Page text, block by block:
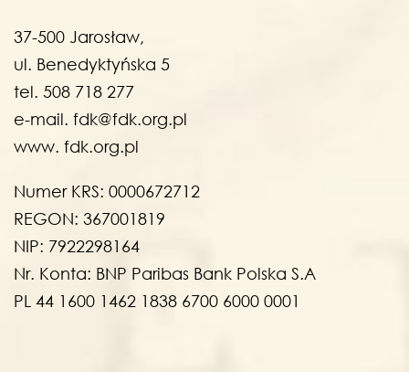
37-500 Jarosław,
ul. Benedyktyńska 5
tel. 508 718 277
e-mail. fdk@fdk.org.pl
www. fdk.org.pl
Numer KRS: 0000672712
REGON: 367001819
NIP: 7922298164
Nr. Konta: BNP Paribas Bank Polska S.A
PL 44 1600 1462 1838 6700 6000 0001